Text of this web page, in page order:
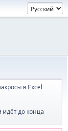
в Excel
до конца